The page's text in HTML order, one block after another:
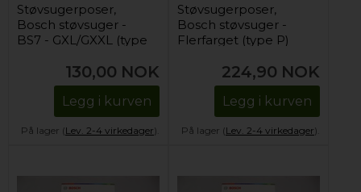
Støvsugerposer,
Bosch støvsuger -
BS7 - GXL/GXXL (type
130,00 NOK
Legg i kurven
På lager (Lev. 2-4 virkedager).
Støvsugerposer,
Bosch støvsuger -
Flerfarget (type P)
224,90 NOK
Legg i kurven
På lager (Lev. 2-4 virkedager).